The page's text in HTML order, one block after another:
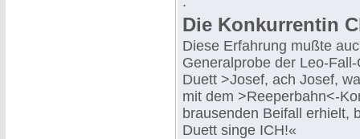
Die Konkurrentin
Diese Erfahrung mußte
Generalprobe der Leo-
Duett >Josef, ach Josef,
mit dem >Reeperbahn<-
brausenden Beifall erhielt,
Duett singe ICH!«